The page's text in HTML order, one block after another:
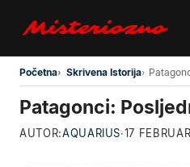
Preskoči na glavni sadržaj
Početna Skrivena Istorija
Patagonci:
AUTOR:AQUARIUS·17